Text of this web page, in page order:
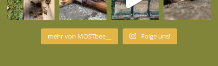
mehr von MOSTbee__ Folge uns!